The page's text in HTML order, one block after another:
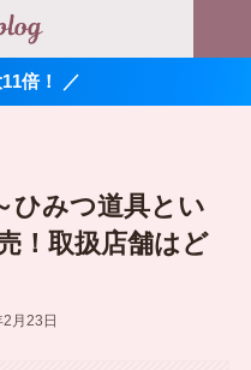
ひみつ道具とい
！取扱店舗はど
月23日